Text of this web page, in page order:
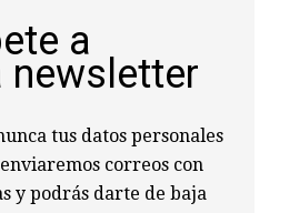
a
newsletter
tus datos personales
correos con
y podrás darte de baja